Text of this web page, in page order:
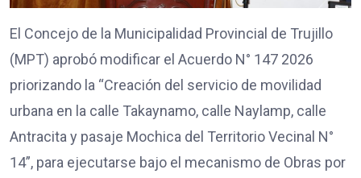
El Concejo de la Municipalidad Provincial de Trujillo
(MPT) aprobó modificar el Acuerdo N° 147 2026
priorizando la “Creación del servicio de movilidad
urbana en la calle Takaynamo, calle Naylamp, calle
Antracita y pasaje Mochica del Territorio Vecinal N°
14”, para ejecutarse bajo el mecanismo de Obras por